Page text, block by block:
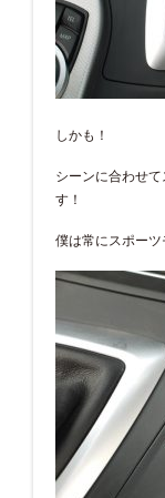
しかも！
シーンに合わせ
す！
僕は常にスポー